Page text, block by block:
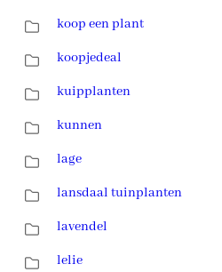
koop een plant
koopjedeal
kuipplanten
kunnen
lage
lansdaal tuinplanten
lavendel
lelie